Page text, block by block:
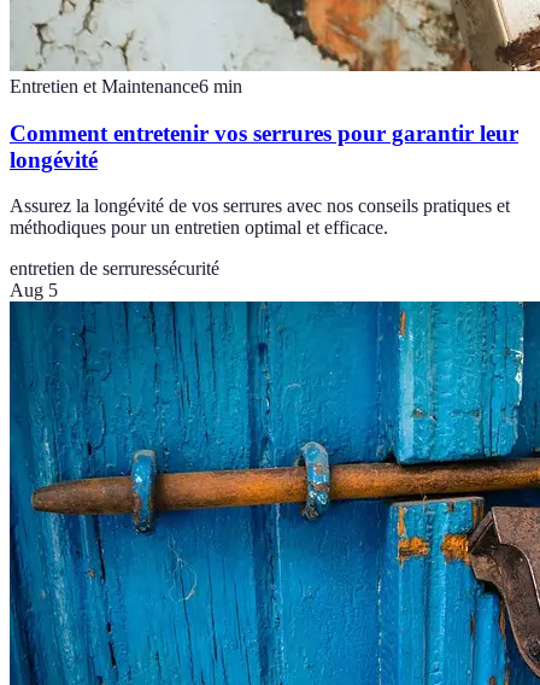
Entretien et Maintenance6 min
Comment entretenir vos serrures pour garantir leur
longévité
Assurez la longévité de vos serrures avec nos conseils pratiques et
méthodiques pour un entretien optimal et efficace.
entretien de serruressécurité
Aug 5